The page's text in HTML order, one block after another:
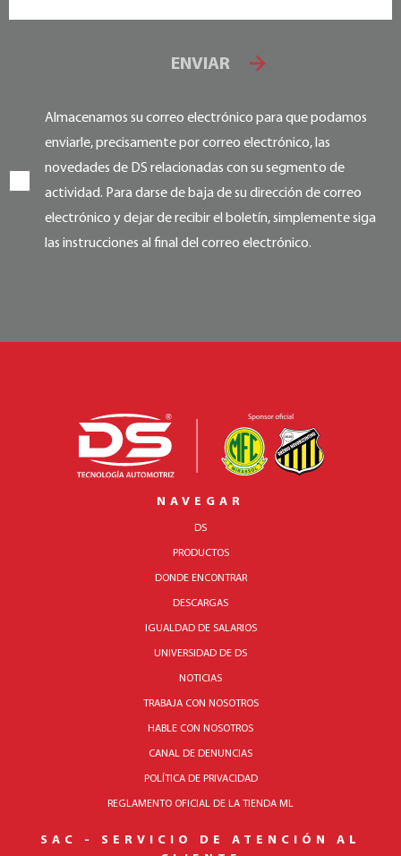
ENVIAR
Almacenamos su correo electrónico para que podamos
enviarle, precisamente por correo electrónico, las
novedades de DS relacionadas con su segmento de
actividad. Para darse de baja de su dirección de correo
electrónico y dejar de recibir el boletín, simplemente siga
las instrucciones al final del correo electrónico.
NAVEGAR
DS
PRODUCTOS
DONDE ENCONTRAR
DESCARGAS
IGUALDAD DE SALARIOS
UNIVERSIDAD DE DS
NOTICIAS
TRABAJA CON NOSOTROS
HABLE CON NOSOTROS
CANAL DE DENUNCIAS
POLÍTICA DE PRIVACIDAD
REGLAMENTO OFICIAL DE LA TIENDA ML
SAC - SERVICIO DE ATENCIÓN AL